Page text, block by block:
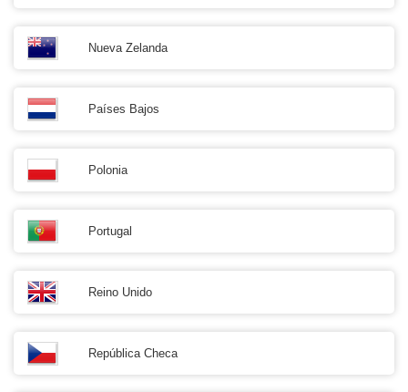
Nueva Zelanda
Países Bajos
Polonia
Portugal
Reino Unido
República Checa